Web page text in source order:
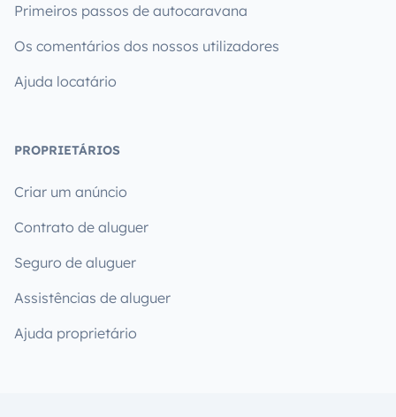
Primeiros passos de autocaravana
Os comentários dos nossos utilizadores
Ajuda locatário
PROPRIETÁRIOS
Criar um anúncio
Contrato de aluguer
Seguro de aluguer
Assistências de aluguer
Ajuda proprietário